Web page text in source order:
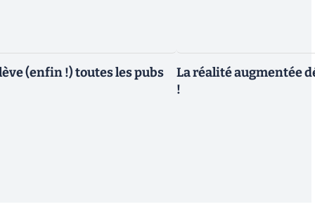
(enfin !) toutes les pubs
La réalité augmentée
!